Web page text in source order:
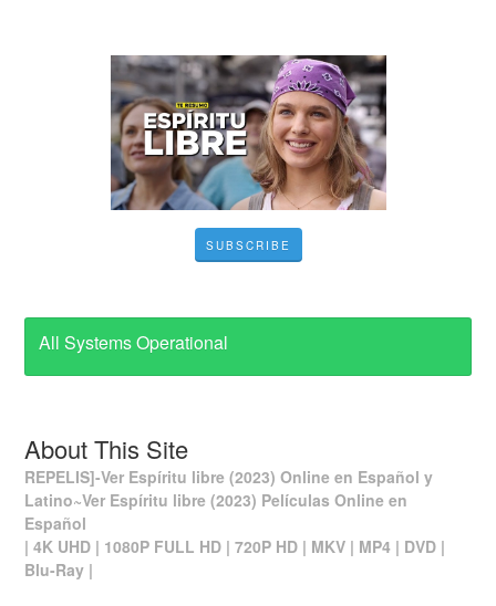
SUBSCRIBE
All Systems Operational
About This Site
REPELIS]-Ver Espíritu libre (2023) Online en Español y
Latino~Ver Espíritu libre (2023) Películas Online en
Español
| 4K UHD | 1080P FULL HD | 720P HD | MKV | MP4 | DVD |
Blu-Ray |